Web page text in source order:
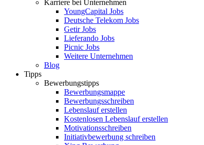
Karriere bei Unternehmen
YoungCapital Jobs
Deutsche Telekom Jobs
Getir Jobs
Lieferando Jobs
Picnic Jobs
Weitere Unternehmen
Blog
Tipps
Bewerbungstipps
Bewerbungsmappe
Bewerbungsschreiben
Lebenslauf erstellen
Kostenlosen Lebenslauf erstellen
Motivationsschreiben
Initiativbewerbung schreiben